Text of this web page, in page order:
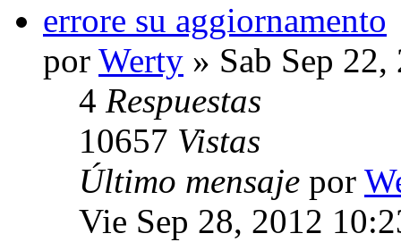
errore su aggiornamento
por Werty » Sab Sep
4 Respuestas
10657 Vistas
Último mensaje por
Vie Sep 28, 2012